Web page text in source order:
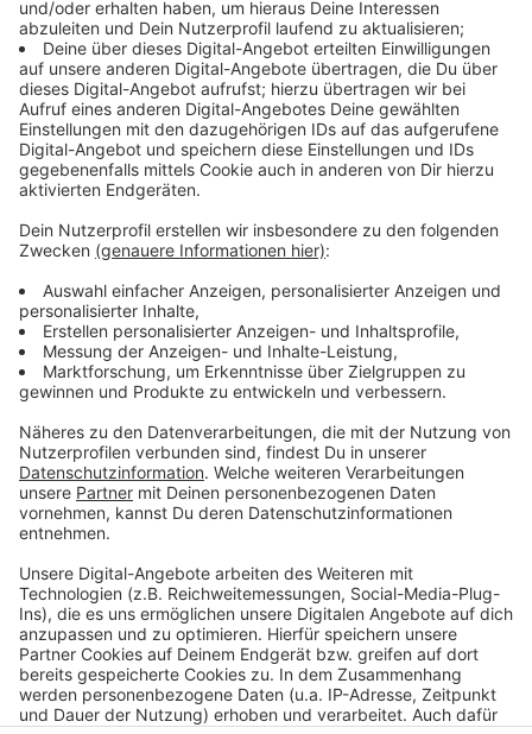
Wir benötigen Ihre
Zustimmung, um den YouTube
Video-Service zu laden!
Wir verwenden einen Service eines
einzubetten. Dieser Service kann
sammeln. Bitte lesen Sie die
Details durch und stimmen Sie der
Nutzung des Service zu, um dieses
Video anzusehen.
Mehr Informationen
Akzeptieren
Clean Bandit and Mabel - Tick Tock (feat. 24kGoldn)
Anzeige
Anzeige